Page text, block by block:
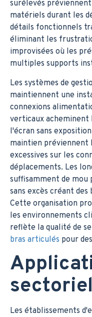
surélevés
matériels durant les
détails fonctionnels
éliminant les
improvisées où les
multiples supports
Les systèmes de
maintiennent une
connexions
verticaux acheminent
l'écran sans
maintien préviennent
excessives sur les
déplacements. Les
suffisamment de mou
sans excès créant
Cette organisation
les environnements
reflète la qualité de
bras articulés pour
Les établissements